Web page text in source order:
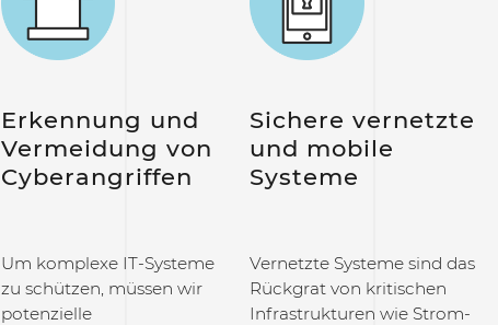
Erkennung und
Vermeidung von
Cyberangriffen
Um komplexe IT-Systeme
zu schützen, müssen wir
potenzielle
Sichere vernetzte
und mobile
Systeme
Vernetzte Systeme sind das
Rückgrat von kritischen
Infrastrukturen wie Strom-